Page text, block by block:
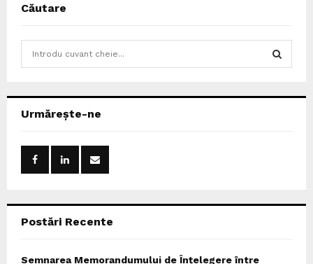
Căutare
h
Urmărește-ne
Postări Recente
Semnarea Memorandumului de Înțelegere între